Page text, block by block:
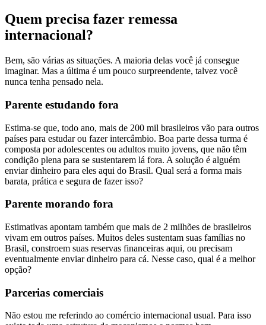
Quem precisa fazer remessa
internacional?
Bem, são várias as situações. A maioria delas você já consegue
imaginar. Mas a última é um pouco surpreendente, talvez você
nunca tenha pensado nela.
Parente estudando fora
Estima-se que, todo ano, mais de 200 mil brasileiros vão para outros
países para estudar ou fazer intercâmbio. Boa parte dessa turma é
composta por adolescentes ou adultos muito jovens, que não têm
condição plena para se sustentarem lá fora. A solução é alguém
enviar dinheiro para eles aqui do Brasil. Qual será a forma mais
barata, prática e segura de fazer isso?
Parente morando fora
Estimativas apontam também que mais de 2 milhões de brasileiros
vivam em outros países. Muitos deles sustentam suas famílias no
Brasil, constroem suas reservas financeiras aqui, ou precisam
eventualmente enviar dinheiro para cá. Nesse caso, qual é a melhor
opção?
Parcerias comerciais
Não estou me referindo ao comércio internacional usual. Para isso